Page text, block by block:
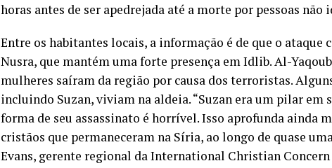
horas antes de ser apedrejada até a morte por pessoas
Entre os habitantes locais, a informação é de que o
Nusra, que mantém uma forte presença em Idlib. Al-
mulheres saíram da região por causa dos terroristas.
incluindo Suzan, viviam na aldeia. “Suzan era um pilar em
forma de seu assassinato é horrível. Isso aprofunda ainda
cristãos que permaneceram na Síria, ao longo de quase
Evans, gerente regional da International Christian